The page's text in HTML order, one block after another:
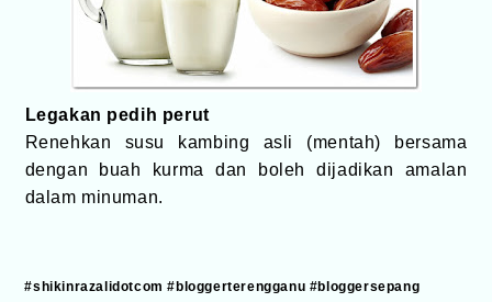
Legakan pedih perut
Renehkan susu kambing asli (mentah) bersama
dengan buah kurma dan boleh dijadikan amalan
dalam minuman.
#shikinrazalidotcom #bloggerterengganu #bloggersepang